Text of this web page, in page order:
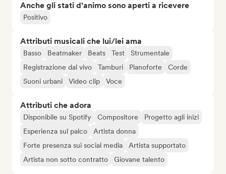
Anche gli stati d'animo sono aperti a ricevere
Positivo
Attributi musicali che lui/lei ama
Basso Beatmaker Beats Test
Strumentale
Registrazione dal vivo
Tamburi Pianoforte
Corde
Suoni urbani
Video clip Voce
Attributi che adora
Disponibile su Spotify Compositore
Progetto agli inizi
Esperienza sul palco
Artista donna
Forte presenza sui social media
Artista supportato
Artista non sotto contratto
Giovane talento